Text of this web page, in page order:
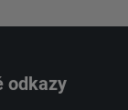
odkazy